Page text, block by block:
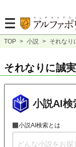
TOP > 小説 > それなり
それなりに誠
小説AI検
小説AI検索とは